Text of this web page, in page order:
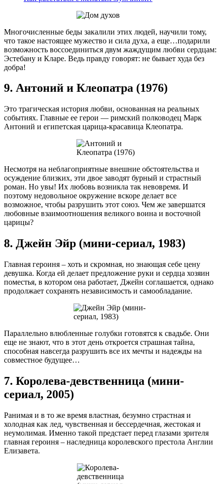
Многочисленные беды закалили этих людей, научили тому,
что такое настоящее мужество и сила духа, а еще…подарили
возможность воссоединиться двум жаждущим любви сердцам:
Эстебану и Кларе. Ведь правду говорят: не бывает худа без
добра!
9. Антоний и Клеопатра (1976)
Это трагическая история любви, основанная на реальных
событиях. Главные ее герои — римский полководец Марк
Антоний и египетская царица-красавица Клеопатра.
Несмотря на неблагоприятные внешние обстоятельства и
осуждение близких, эти двое заводят бурный и страстный
роман. Но увы! Их любовь возникла так невовремя. И
поэтому недовольное окружение вскоре делает все
возможное, чтобы разрушить этот союз. Чем же завершатся
любовные взаимоотношения великого воина и восточной
царицы?
8. Джейн Эйр (мини-сериал, 1983)
Главная героиня – хоть и скромная, но знающая себе цену
девушка. Когда ей делает предложение руки и сердца хозяин
поместья, в котором она работает, Джейн соглашается, однако
продолжает сохранять независимость и самообладание.
Параллельно влюбленные голубки готовятся к свадьбе. Они
еще не знают, что в этот день откроется страшная тайна,
способная навсегда разрушить все их мечты и надежды на
совместное будущее…
7. Королева-девственница (мини-
сериал, 2005)
Ранимая и в то же время властная, безумно страстная и
холодная как лед, чувственная и бессердечная, жестокая и
неумолимая. Именно такой предстает перед глазами зрителя
главная героиня – наследница королевского престола Англии
Елизавета.